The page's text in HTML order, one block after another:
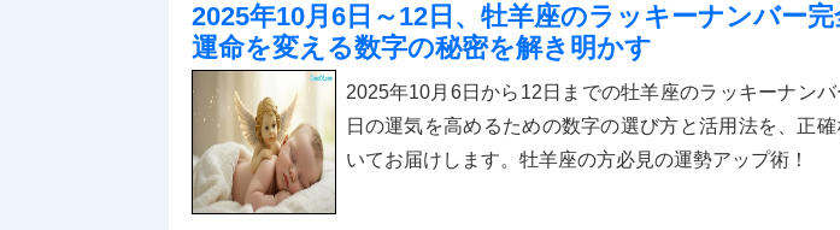
2025年10月6日～12日、牡羊座のラッキーナンバー完
運命を変える数字の秘密を解き明かす
2025年10月6日から12日までの牡羊座のラッキーナン
日の運気を高めるための数字の選び方と活用法を、正
いてお届けします。牡羊座の方必見の運勢アップ術！